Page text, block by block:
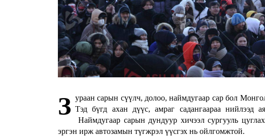
З ураан сарын сүүлч, долоо, наймдугаар сар бол
Тэд бүгд ахан дүүс, амраг садангаараа
Наймдугаар сарын дундуур хичээл сургууль
эргэн ирж автозамын түгжрэл үүсгэх нь ойлгомжтой.